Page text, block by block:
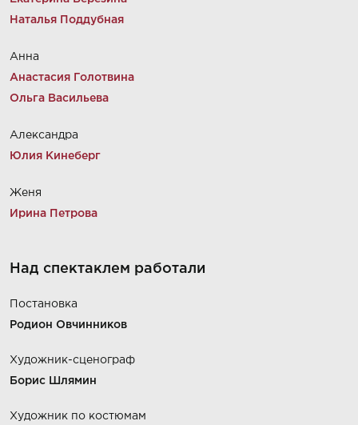
Наталья Поддубная
Анна
Анастасия Голотвина
Ольга Васильева
Александра
Юлия Кинеберг
Женя
Ирина Петрова
Над спектаклем работали
Постановка
Родион Овчинников
Художник-сценограф
Борис Шлямин
Художник по костюмам